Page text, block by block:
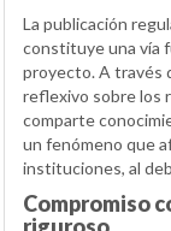
La publicación
constituye una vía
proyecto. A través
reflexivo sobre los
comparte
un fenómeno que
instituciones, al
Compromiso